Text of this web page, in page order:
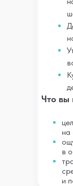
на
в
и
Что вы